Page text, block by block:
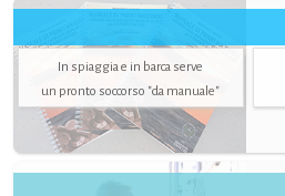
In spiaggia e in barca serve
un pronto soccorso "da manuale"